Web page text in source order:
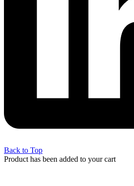
Back to Top
Product has been added to your cart